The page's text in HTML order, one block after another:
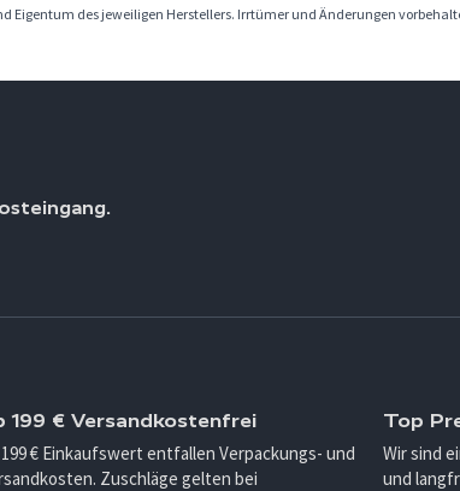
des jeweiligen Herstellers. Irrtümer und Änderungen
199 € Versandkostenfrei
€ Einkaufswert entfallen Verpackungs- und
Zuschläge gelten bei
Top
Wir sind
und